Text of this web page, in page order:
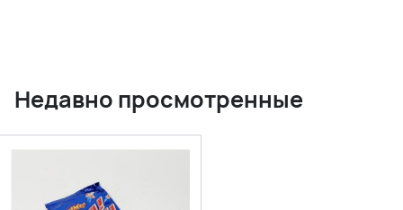
Недавно просмотренные